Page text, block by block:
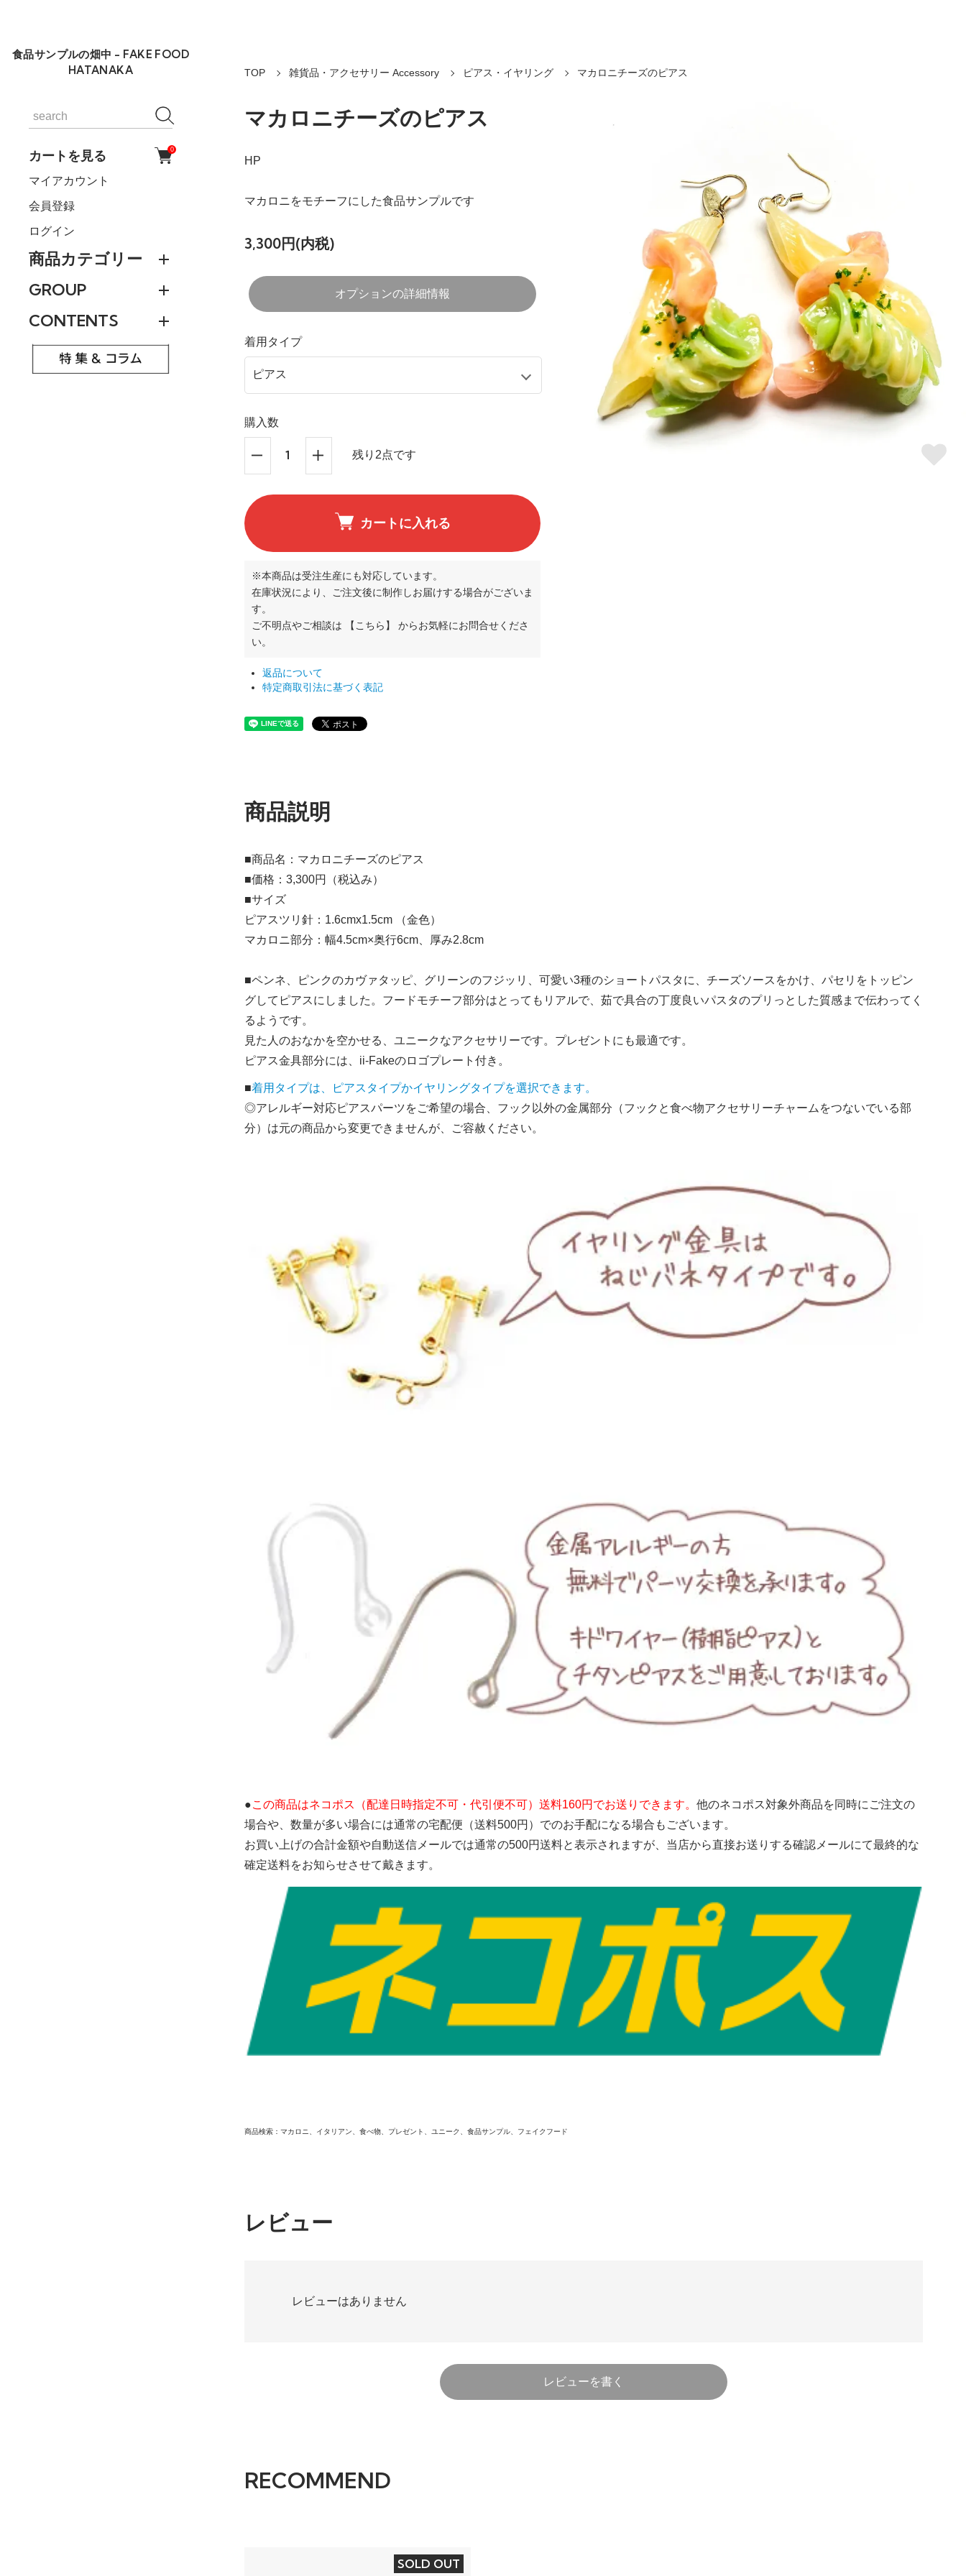
食品サンプルの畑中 - FAKE FOOD
HATANAKA
カートを見る 0
マイアカウント
会員登録
ログイン
商品カテゴリー
GROUP
CONTENTS
TOP 雑貨品・アクセサリー Accessory ピアス・イヤリング マカロニチーズのピアス
マカロニチーズのピアス
HP
マカロニをモチーフにした食品サンプルです
3,300円(内税)
オプションの詳細情報
着用タイプ
購入数
残り2点です
カートに入れる
※本商品は受注生産にも対応しています。
在庫状況により、ご注文後に制作しお届けする場合がございま
す。
ご不明点やご相談は
【こちら】
からお気軽にお問合せくださ
い。
返品について
特定商取引法に基づく表記
商品説明
■商品名：マカロニチーズのピアス
■価格：3,300円（税込み）
■サイズ
ピアスツリ針：1.6cmx1.5cm （金色）
マカロニ部分：幅4.5cm×奥行6cm、厚み2.8cm
■ペンネ、ピンクのカヴァタッピ、グリーンのフジッリ、可愛い3種のショートパスタに、チーズソースをかけ、パセリをトッピン
グしてピアスにしました。フードモチーフ部分はとってもリアルで、茹で具合の丁度良いパスタのプリっとした質感まで伝わってく
るようです。
見た人のおなかを空かせる、ユニークなアクセサリーです。プレゼントにも最適です。
ピアス金具部分には、ii-Fakeのロゴプレート付き。
■着用タイプは、ピアスタイプかイヤリングタイプを選択できます。
◎アレルギー対応ピアスパーツをご希望の場合、フック以外の金属部分（フックと食べ物アクセサリーチャームをつないでいる部
分）は元の商品から変更できませんが、ご容赦ください。
●この商品はネコポス（配達日時指定不可・代引便不可）送料160円でお送りできます。 他のネコポス対象外商品を同時にご注文の
場合や、数量が多い場合には通常の宅配便（送料500円）でのお手配になる場合もございます。
お買い上げの合計金額や自動送信メールでは通常の500円送料と表示されますが、当店から直接お送りする確認メールにて最終的な
確定送料をお知らせさせて戴きます。
商品検索：マカロニ、イタリアン、食べ物、プレゼント、ユニーク、食品サンプル、フェイクフード
レビュー
レビューはありません
レビューを書く
RECOMMEND
SOLD OUT
3,300円(内税)
イヤリング
ピアス（チタンパーツ）
ピアス（キドワイヤー）